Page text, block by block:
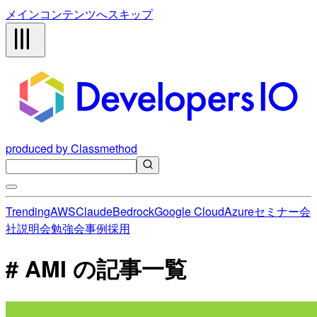
メインコンテンツへスキップ
produced by Classmethod
TrendingAWSClaudeBedrockGoogle CloudAzureセミナー会
社説明会勉強会事例採用
# AMI の記事一覧